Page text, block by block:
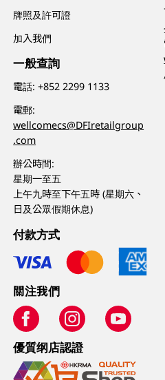
牌照及許可證
加入我們
一般查詢
電話:+852 2299 1133
電郵:
wellcomecs@DFIretailgroup
.com
辦公時間:
星期一至五
上午九時至下午五時 (星期六、
日及公眾假期休息)
付款方式
關注我們
優質纲店認證